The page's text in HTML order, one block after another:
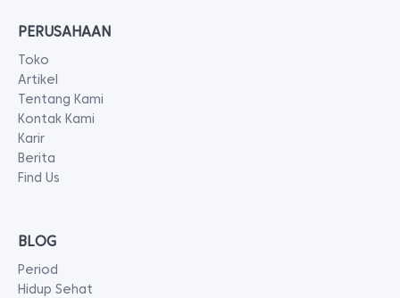
PERUSAHAAN
Toko
Artikel
Tentang Kami
Kontak Kami
Karir
Berita
Find Us
BLOG
Period
Hidup Sehat